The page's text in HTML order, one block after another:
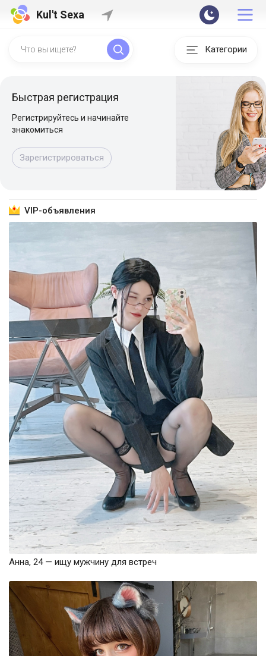
Kul't Sexa
Категории
Быстрая регистрация
Регистрируйтесь и начинайте
знакомиться
Зарегистрироваться
VIP-объявления
Анна, 24 — ищу мужчину для встреч